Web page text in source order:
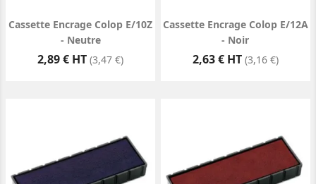
Cassette Encrage Colop E/10Z
- Neutre
Prix
2,89 € HT (3,47 €)
Cassette Encrage Colop E/12A
- Noir
Prix
2,63 € HT (3,16 €)